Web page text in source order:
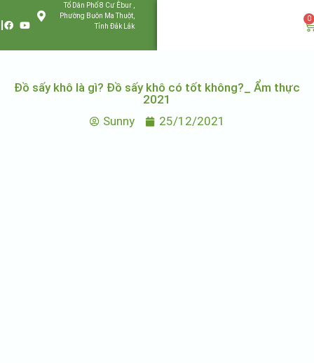
Tổ Dân Phố 8 Cư Êbur ,
Phường Buôn Ma Thuột,
Tỉnh Đắk Lắk
0
Đồ sấy khô là gì? Đồ sấy khô có tốt không?_ Ẩm thực
2021
Sunny
25/12/2021